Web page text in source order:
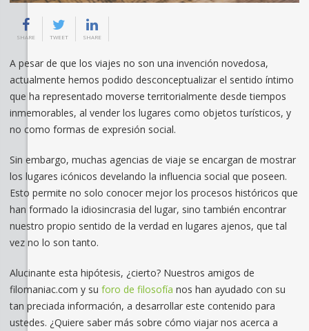
SHARE TWEET SHARE
A pesar de que los viajes no son una invención novedosa,
actualmente hemos podido desconceptualizar el sentido íntimo
que ha representado moverse territorialmente desde tiempos
inmemorables, al vender los lugares como objetos turísticos, y
no como formas de expresión social.
Sin embargo, muchas agencias de viaje se encargan de mostrar
los lugares icónicos develando la influencia social que poseen.
Esto permite no solo conocer mejor los procesos históricos que
han formado la idiosincrasia del lugar, sino también encontrar
nuestro propio sentido de la verdad en lugares ajenos, que tal
vez no lo son tanto.
Alucinante esta hipótesis, ¿cierto? Nuestros amigos de
filomaniac.com y su foro de filosofía nos han ayudado con su
tan preciada información, a desarrollar este contenido para
ustedes. ¿Quiere saber más sobre cómo viajar nos acerca a